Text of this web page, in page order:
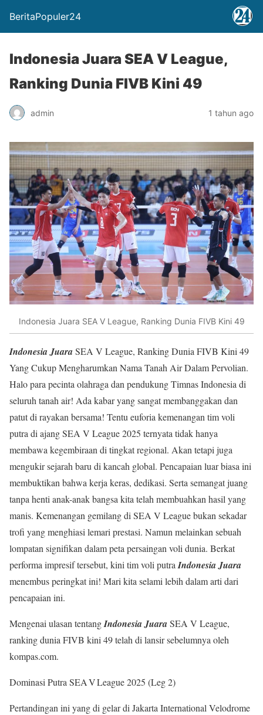
BeritaPopuler24
Indonesia Juara SEA V League,
Ranking Dunia FIVB Kini 49
admin 1 tahun ago
Indonesia Juara SEA V League, Ranking Dunia FIVB Kini 49
Indonesia JuaraSEA V League, Ranking Dunia FIVB Kini 49
Yang Cukup Mengharumkan Nama Tanah Air Dalam Pervolian.
Halo para pecinta olahraga dan pendukung Timnas Indonesia di
seluruh tanah air! Ada kabar yang sangat membanggakan dan
patut di rayakan bersama! Tentu euforia kemenangan tim voli
putra di ajang SEA V League 2025 ternyata tidak hanya
membawa kegembiraan di tingkat regional. Akan tetapi juga
mengukir sejarah baru di kancah global. Pencapaian luar biasa ini
membuktikan bahwa kerja keras, dedikasi. Serta semangat juang
tanpa henti anak-anak bangsa kita telah membuahkan hasil yang
manis. Kemenangan gemilang di SEA V League bukan sekadar
trofi yang menghiasi lemari prestasi. Namun melainkan sebuah
lompatan signifikan dalam peta persaingan voli dunia. Berkat
performa impresif tersebut, kini tim voli putra Indonesia Juara
menembus peringkat ini! Mari kita selami lebih dalam arti dari
pencapaian ini.
Mengenai ulasan tentangIndonesia JuaraSEA V League,
ranking dunia FIVB kini 49 telah di lansir sebelumnya oleh
kompas.com.
Dominasi Putra SEA V League 2025 (Leg 2)
Pertandingan ini yang di gelar di Jakarta International Velodrome